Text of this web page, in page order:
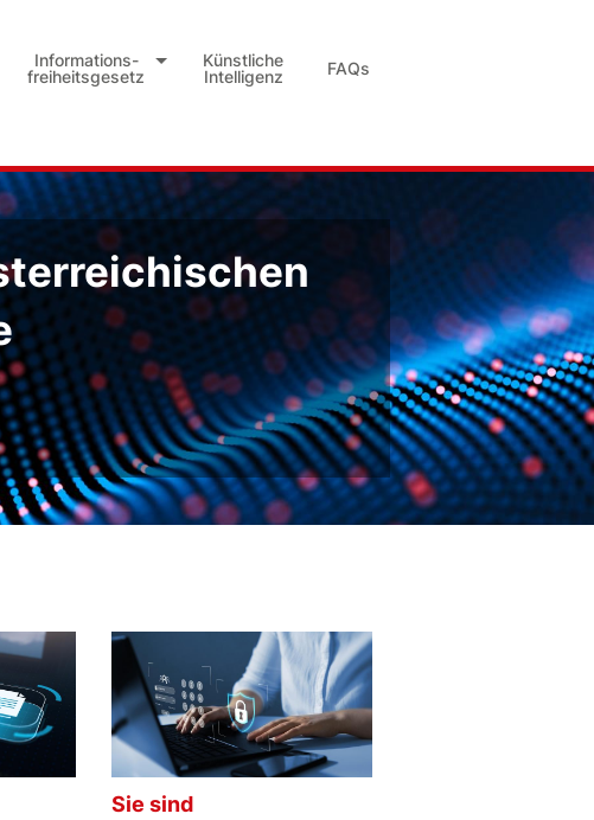
Informations-
freiheitsgesetz
Künstliche
Intelligenz
FAQs
Sie sind